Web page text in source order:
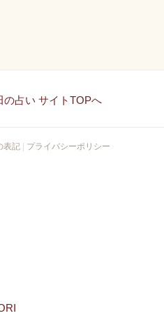
の占い サイトTOPへ
表記 | プライバシーポリシー